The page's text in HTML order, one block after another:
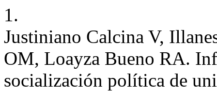
1.
Justiniano Calcina V,
OM, Loayza Bueno RA.
socialización política de